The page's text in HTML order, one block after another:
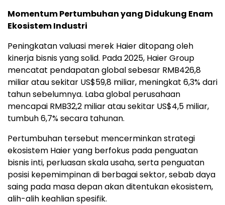
Momentum Pertumbuhan yang Didukung Enam
Ekosistem Industri
Peningkatan valuasi merek Haier ditopang oleh
kinerja bisnis yang solid. Pada 2025, Haier Group
mencatat pendapatan global sebesar RMB426,8
miliar atau sekitar US$59,8 miliar, meningkat 6,3% dari
tahun sebelumnya. Laba global perusahaan
mencapai RMB32,2 miliar atau sekitar US$4,5 miliar,
tumbuh 6,7% secara tahunan.
Pertumbuhan tersebut mencerminkan strategi
ekosistem Haier yang berfokus pada penguatan
bisnis inti, perluasan skala usaha, serta penguatan
posisi kepemimpinan di berbagai sektor, sebab daya
saing pada masa depan akan ditentukan ekosistem,
alih-alih keahlian spesifik.